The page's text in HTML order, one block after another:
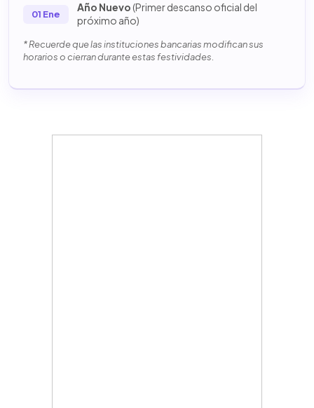
01 Ene
Año Nuevo(Primer descanso oficial del
próximo año)
* Recuerde que las instituciones bancarias modifican sus
horarios o cierran durante estas festividades.